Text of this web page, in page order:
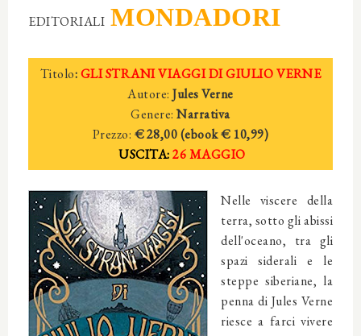
EDITORIALI MONDADORI
Titolo:GLI STRANI VIAGGI DI GIULIO VERNE
Autore:Jules Verne
Genere:Narrativa
Prezzo: € 28,00 (ebook € 10,99)
USCITA:26 MAGGIO
Nelle viscere della
terra, sotto gli abissi
dell'oceano, tra gli
spazi siderali e le
steppe siberiane, la
penna di Jules Verne
riesce a farci vivere